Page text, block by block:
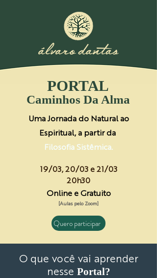
PORTAL
Caminhos Da Alma
Uma Jornada do Natural ao
Espiritual, a partir da
Filosofia Sistêmica.
19/03, 20/03 e 21/03
20h30
[Aulas pelo Zoom]
Online e Gratuito
Quero participar
O que você vai aprender
nesse Portal?